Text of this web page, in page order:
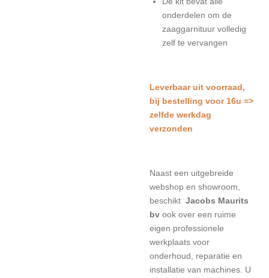
onderdelen om de
zaaggarnituur volledig
zelf te vervangen
Leverbaar uit voorraad,
bij bestelling voor 16u =>
zelfde werkdag
verzonden
Naast een uitgebreide
webshop en showroom,
beschikt Jacobs Maurits
bv ook over een ruime
eigen professionele
werkplaats voor
onderhoud, reparatie en
installatie van machines. U